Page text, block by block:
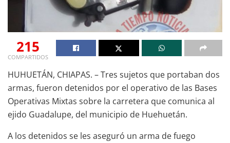
215
COMPARTIDOS
HUHUETÁN, CHIAPAS. – Tres sujetos que portaban dos
armas, fueron detenidos por el operativo de las Bases
Operativas Mixtas sobre la carretera que comunica al
ejido Guadalupe, del municipio de Huehuetán.
A los detenidos se les aseguró un arma de fuego